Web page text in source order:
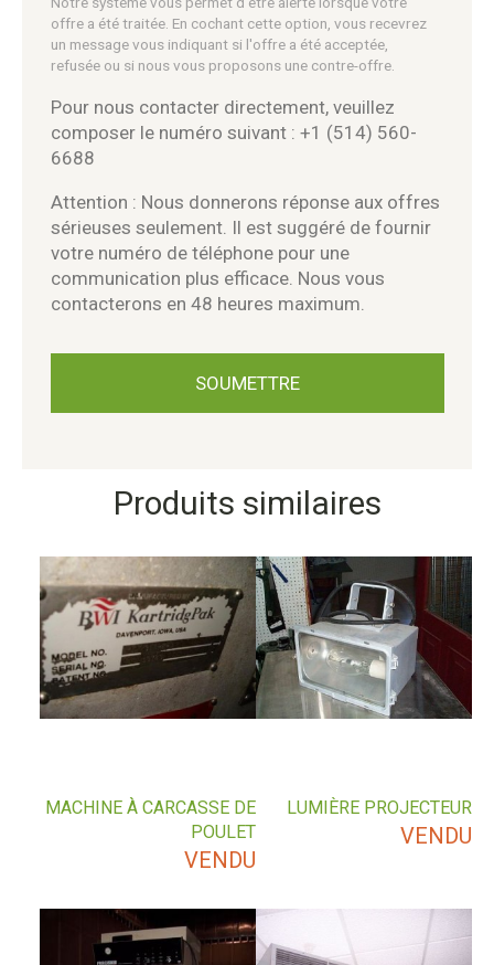
offre a été traitée. En cochant cette option, vous recevrez
un message vous indiquant si l'offre a été acceptée,
refusée ou si nous vous proposons une contre-offre.
Pour nous contacter directement, veuillez
composer le numéro suivant : +1 (514) 560-
6688
Attention : Nous donnerons réponse aux offres
sérieuses seulement. Il est suggéré de fournir
votre numéro de téléphone pour une
communication plus efficace. Nous vous
contacterons en 48 heures maximum.
Produits similaires
LUMIÈRE PROJECTEUR
VENDU
MACHINE À CARCASSE DE
POULET
VENDU